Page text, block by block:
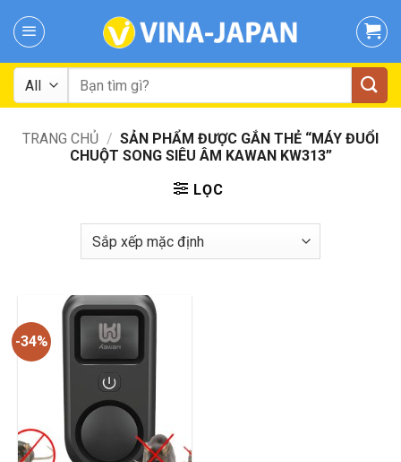
Tìm
kiếm:
TRANG CHỦ / SẢN PHẨM ĐƯỢC GẮN THẺ “MÁY ĐUỔI
CHUỘT SONG SIÊU ÂM KAWAN KW313”
LỌC
-34%